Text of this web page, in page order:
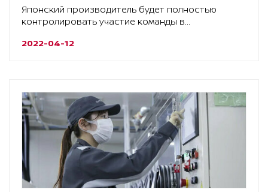
Японский производитель будет полностью
контролировать участие команды в
2022-04-12